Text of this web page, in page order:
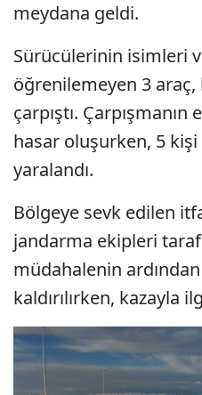
meydana geldi.
Sürücülerinin isimleri
öğrenilemeyen 3 araç,
çarpıştı.
hasar oluşurken, 5
yaralandı.
Bölgeye sevk edilen
jandarma ekipleri
müdahalenin
kaldırılırken, kazayla